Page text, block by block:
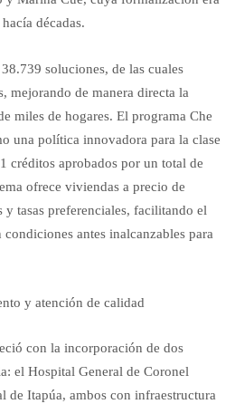
décadas.
soluciones, de las cuales
mejorando de manera directa la
miles de hogares. El programa Che
una política innovadora para la clase
créditos aprobados por un total de
ofrece viviendas a precio de
tasas preferenciales, facilitando el
antes inalcanzables para
y atención de calidad
con la incorporación de dos
el Hospital General de Coronel
de Itapúa, ambos con infraestructura